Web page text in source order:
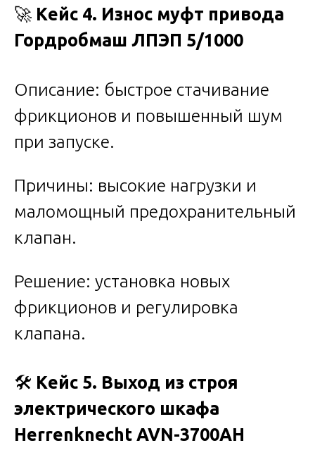
🚀 Кейс 4. Износ муфт привода
Гордробмаш ЛПЭП 5/1000
Описание: быстрое стачивание
фрикционов и повышенный шум
при запуске.
Причины: высокие нагрузки и
маломощный предохранительный
клапан.
Решение: установка новых
фрикционов и регулировка
клапана.
🛠️ Кейс 5. Выход из строя
электрического шкафа
Herrenknecht AVN-3700AH